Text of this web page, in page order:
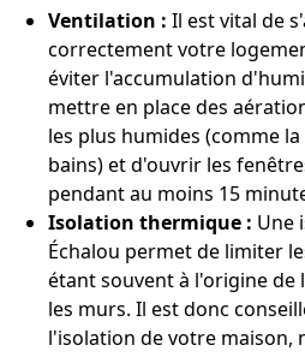
Ventilation : Il est vital de
correctement votre
éviter l'accumulation
mettre en place des
les plus humides (comme
bains) et d'ouvrir les
pendant au moins 15
Isolation thermique : Une
Échalou permet de limiter
étant souvent à l'origine de
les murs. Il est donc
l'isolation de votre maison,